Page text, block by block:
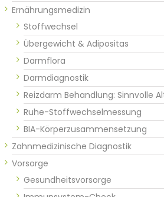
Ernährungsmedizin
Stoffwechsel
Übergewicht & Adipositas
Darmflora
Darmdiagnostik
Reizdarm Behandlung: Sinnvolle
Ruhe-Stoffwechselmessung
BIA-Körperzusammensetzung
Zahnmedizinische Diagnostik
Vorsorge
Gesundheitsvorsorge